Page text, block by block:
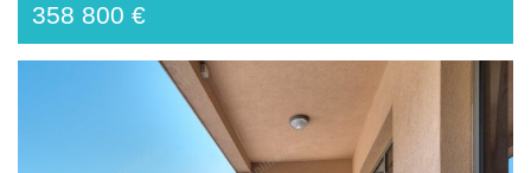
358 800 €